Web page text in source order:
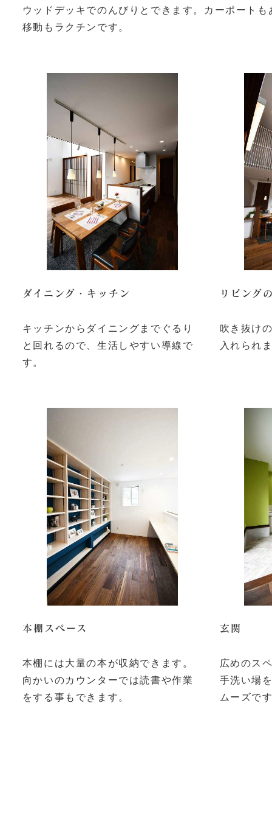
ウッドデッキでのんびりとできます。カーポート
移動もラクチンです。
ダイニング・キッチン
キッチンからダイニングまでぐるり
と回れるので、生活しやすい導線で
す。
リビング
吹き抜け
入れられ
本棚スペース
本棚には大量の本が収納できます。
向かいのカウンターでは読書や作業
をする事もできます。
玄関
広めのス
手洗い場
ムーズで